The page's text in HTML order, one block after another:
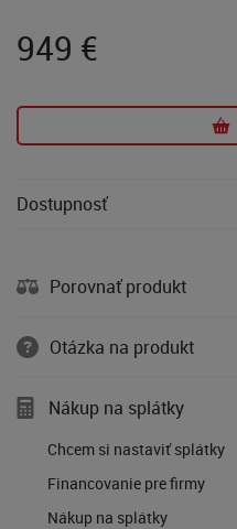
949 €
Dostupnosť
Porovnať produkt
Otázka na produkt
Nákup na splátky
Chcem si nastaviť splátky
Financovanie pre firmy
Nákup na splátky